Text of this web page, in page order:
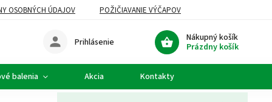
OSOBNÝCH ÚDAJOV
POŽIČIAVANIE VÝČAPOV
Nákupný košík
Prázdny košík
Prihlásenie
balenia Akcia Kontakty